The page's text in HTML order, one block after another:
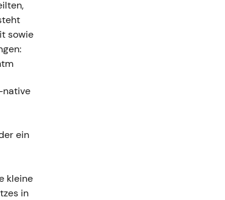
als
sowie
native
ein
kleine
in